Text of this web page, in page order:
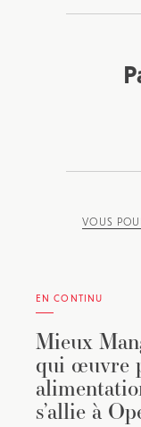
VOUS
EN CONTINU
Mieux
qui œuvre
s’allie à
Pour recevoir
d’info avec une